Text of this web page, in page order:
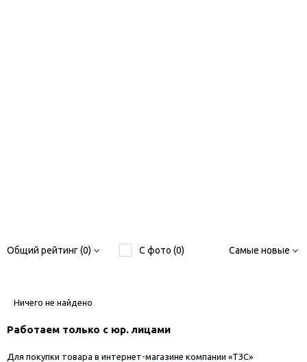
Общий рейтинг (0) С фото (0) Самые новые
Ничего не найдено
Работаем только с юр. лицами
Для покупки товара в интернет-магазине компании «ТЗС»